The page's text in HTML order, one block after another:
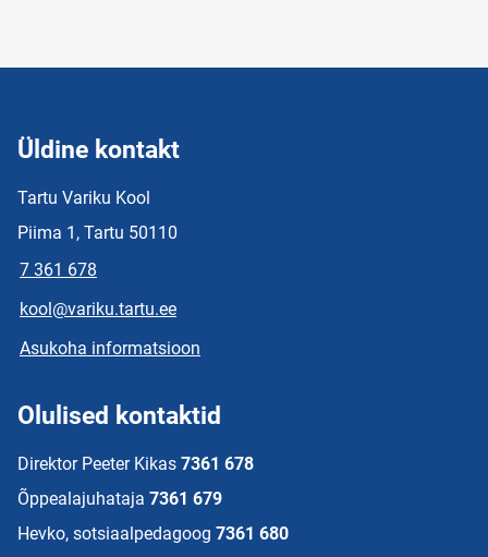
Üldine kontakt
Tartu Variku Kool
Piima 1, Tartu 50110
7 361 678
kool@variku.tartu.ee
Asukoha informatsioon
Olulised kontaktid
Direktor Peeter Kikas 7361 678
Õppealajuhataja 7361 679
Hevko, sotsiaalpedagoog 7361 680